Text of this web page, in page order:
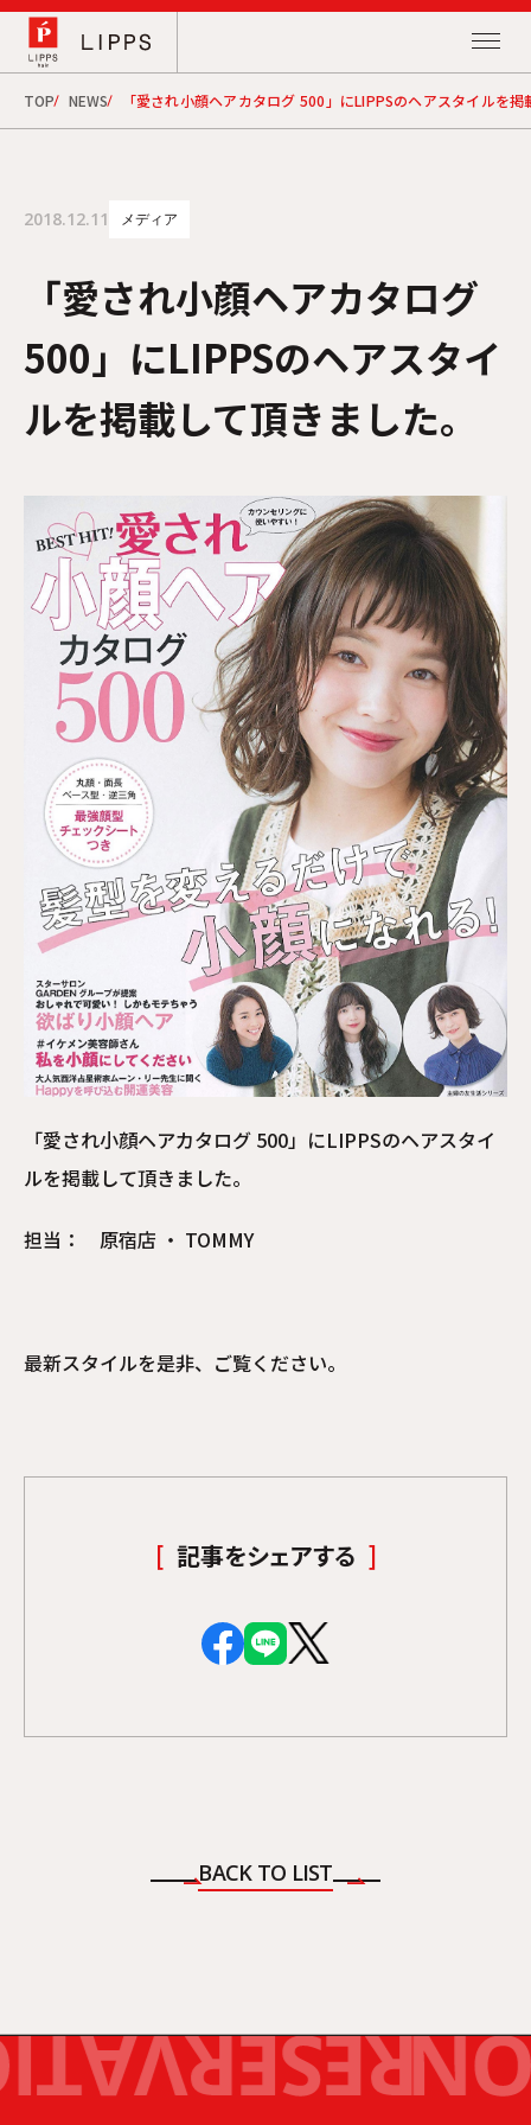
TOP NEWS 「愛され小顔ヘアカタログ 500」にLIPPSのヘアスタイルを
2018.12.11 メディア
「愛され小顔ヘアカタログ
500」にLIPPSのヘアスタイ
ルを掲載して頂きました。
「愛され小顔ヘアカタログ 500」にLIPPSのヘアスタイ
ルを掲載して頂きました。
担当： 原宿店 ・ TOMMY
最新スタイルを是非、ご覧ください。
記事をシェアする
BACK TO LIST